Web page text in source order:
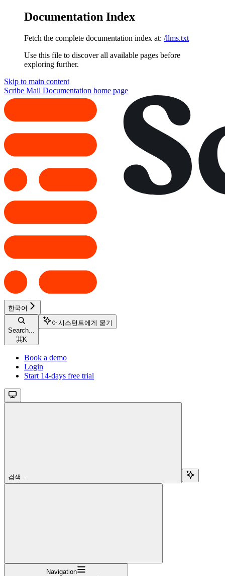
Documentation Index
Fetch the complete documentation index at: /llms.txt
Use this file to discover all available pages before
exploring further.
Skip to main content
Scribe Mail Documentation home page
한국어
Search...
⌘K
어시스턴트에게 묻기
Book a demo
Login
Start 14-days free trial
검색...
Navigation